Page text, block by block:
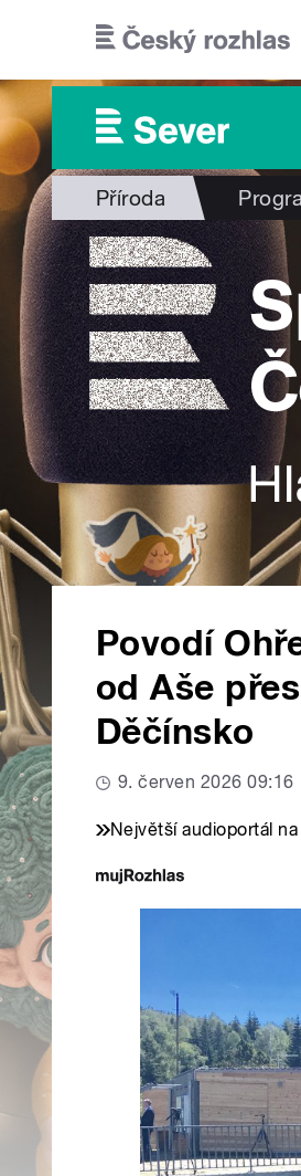
Příroda
Povodí
od Aše
Děčínsko
9. červen 2026 09:16
Největší audioportál